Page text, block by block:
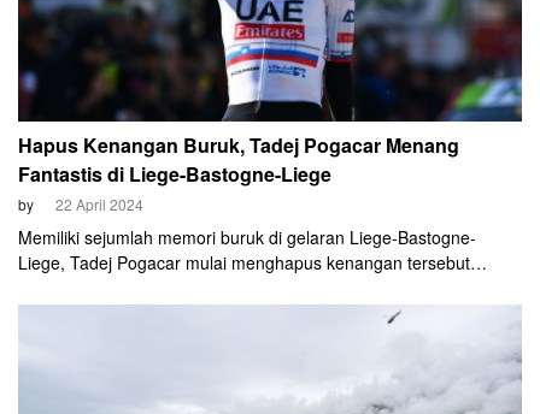
Hapus Kenangan Buruk, Tadej Pogacar Menang
Fantastis di Liege-Bastogne-Liege
by 22 April 2024
Memiliki sejumlah memori buruk di gelaran Liege-Bastogne-
Liege, Tadej Pogacar mulai menghapus kenangan tersebut
pada jarak 35km sebelum finis dan keluar sebagai juara.